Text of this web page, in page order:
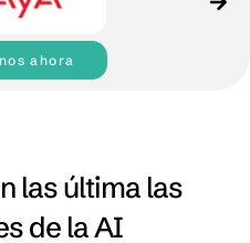
ahora
las última las
de la AI